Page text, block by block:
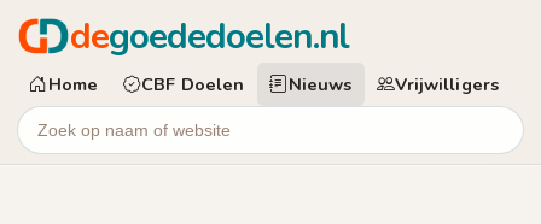
degoededoelen.nl
Home CBF Doelen Nieuws Vrijwilligers